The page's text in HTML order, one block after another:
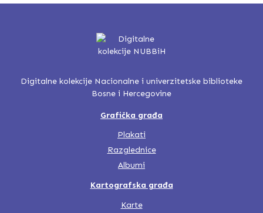
Digitalne kolekcije Nacionalne i univerzitetske biblioteke
Bosne i Hercegovine
Grafička građa
Plakati
Razglednice
Albumi
Kartografska građa
Karte